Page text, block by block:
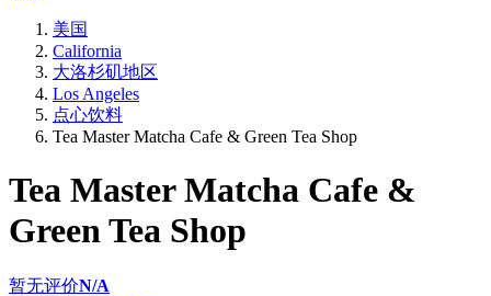
美国
California
大洛杉矶地区
Los Angeles
点心饮料
Tea Master Matcha Cafe & Green Tea Shop
Tea Master Matcha Cafe &
Green Tea Shop
暂无评价N/A